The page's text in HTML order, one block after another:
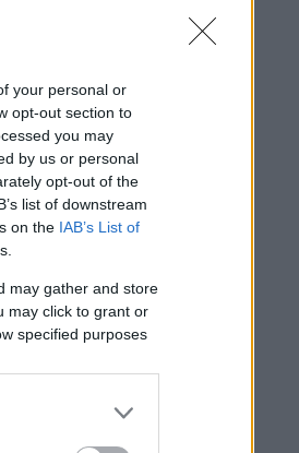
your personal or
opt-out section to
you may
by us or personal
opt-out of the
list of downstream
on the IAB’s List of
may gather and store
may click to grant or
specified purposes